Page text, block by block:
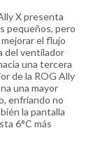
X presenta
pequeños, pero
el flujo
del ventilador
una tercera
de la ROG Ally
una mayor
enfriando no
la pantalla
6°C más